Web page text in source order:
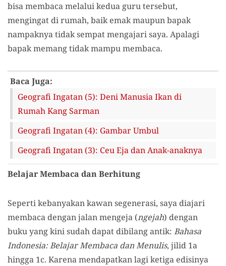
bisa membaca melalui kedua guru tersebut,
mengingat di rumah, baik emak maupun bapak
nampaknya tidak sempat mengajari saya. Apalagi
bapak memang tidak mampu membaca.
Baca Juga:
Geografi Ingatan (5): Deni Manusia Ikan di
Rumah Kang Sarman
Geografi Ingatan (4): Gambar Umbul
Geografi Ingatan (3): Ceu Eja dan Anak-anaknya
Belajar Membaca dan Berhitung
Seperti kebanyakan kawan segenerasi, saya diajari
membaca dengan jalan mengeja (ngejah) dengan
buku yang kini sudah dapat dibilang antik: Bahasa
Indonesia: Belajar Membaca dan Menulis, jilid 1a
hingga 1c. Karena mendapatkan lagi ketiga edisinya